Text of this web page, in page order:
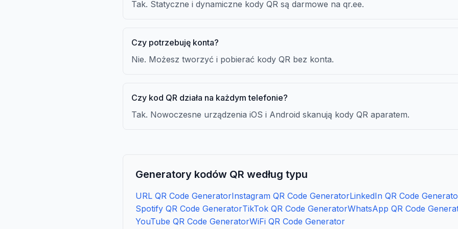
Tak. Statyczne i dynamiczne kody QR są darmowe na qr.ee.
Czy potrzebuję konta?
Nie. Możesz tworzyć i pobierać kody QR bez konta.
Czy kod QR działa na każdym telefonie?
Tak. Nowoczesne urządzenia iOS i Android skanują kody QR aparatem.
Generatory kodów QR według typu
URL QR Code GeneratorInstagram QR Code GeneratorLinkedIn QR Code
Spotify QR Code GeneratorTikTok QR Code GeneratorWhatsApp QR Code
YouTube QR Code GeneratorWiFi QR Code Generator